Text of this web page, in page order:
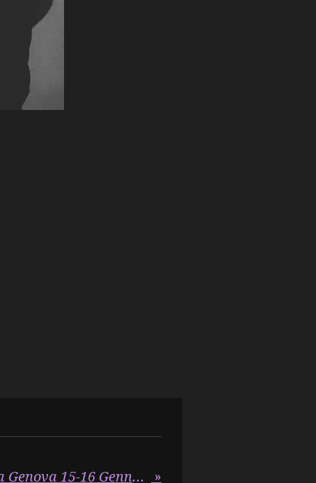
"ROCK at the opera Genova 15-16 Gennaio 2025 Politeama" »